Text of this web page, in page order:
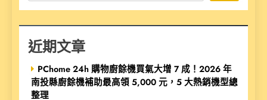
近期文章
PChome 24h 購物廚餘機買氣大增 7 成！2026 年
南投縣廚餘機補助最高領 5,000 元，5 大熱銷機型總
整理